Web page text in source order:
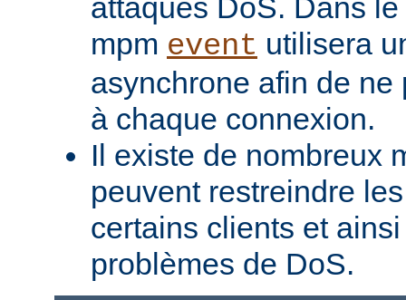
attaques DoS. Dans
mpm event utilisera
asynchrone afin de
à chaque connexion.
Il existe de nombreux
peuvent restreindre
certains clients et
problèmes de DoS.